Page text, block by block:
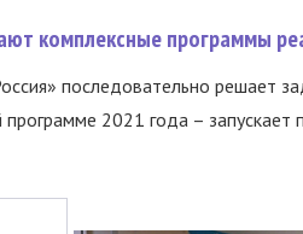
комплексные программы
последовательно решает
2021 года – запускает